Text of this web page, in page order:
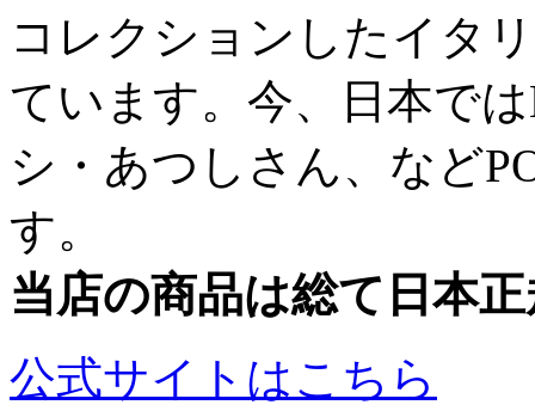
コレクションしたイタ
ています。今、日本で
シ・あつしさん、など
す。
当店の商品は総て日本
公式サイトはこちら